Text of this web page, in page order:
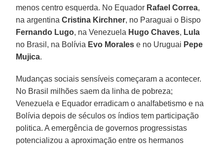
menos centro esquerda. No Equador Rafael Correa,
na argentinaCristina Kirchner, no Paraguai o Bispo
Fernando Lugo, na Venezuela Hugo Chaves, Lula
no Brasil, na Bolívia Evo Morales e no Uruguai Pepe
Mujica.
Mudanças sociais sensíveis começaram a acontecer.
No Brasil milhões saem da linha de pobreza;
Venezuela e Equador erradicam o analfabetismo e na
Bolívia depois de séculos os índios tem participação
politica. A emergência de governos progressistas
potencializou a aproximação entre os hermanos